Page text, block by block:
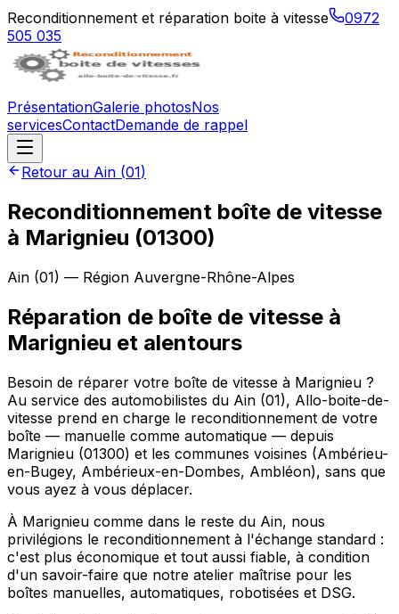
Reconditionnement et réparation boite à vitesse
0972
505 035
PrésentationGalerie photosNos
servicesContactDemande de rappel
Retour au Ain (01)
Reconditionnement boîte de vitesse
à Marignieu (01300)
Ain (01) — Région Auvergne-Rhône-Alpes
Réparation de boîte de vitesse à
Marignieu et alentours
Besoin de réparer votre boîte de vitesse à Marignieu ?
Au service des automobilistes du Ain (01), Allo-boite-de-
vitesse prend en charge le reconditionnement de votre
boîte — manuelle comme automatique — depuis
Marignieu (01300) et les communes voisines (Ambérieu-
en-Bugey, Ambérieux-en-Dombes, Ambléon), sans que
vous ayez à vous déplacer.
À Marignieu comme dans le reste du Ain, nous
privilégions le reconditionnement à l'échange standard :
c'est plus économique et tout aussi fiable, à condition
d'un savoir-faire que notre atelier maîtrise pour les
boîtes manuelles, automatiques, robotisées et DSG.